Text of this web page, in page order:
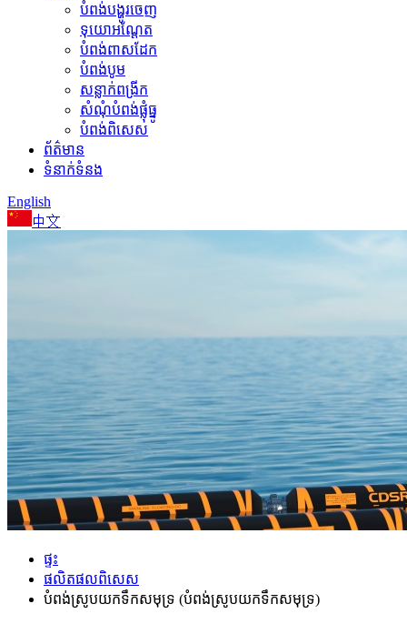
បំពង់បង្ហូរចេញ
ទុយោអណ្តែត
បំពង់ពាសដែក
បំពង់បូម
សន្លាក់ពង្រីក
សំណុំបំពង់ផ្លុំធ្នូ
បំពង់ពិសេស
ព័ត៌មាន
ទំនាក់ទំនង
English
中文
ផ្ទះ
ផលិតផលពិសេស
បំពង់ស្រូបយកទឹកសមុទ្រ (បំពង់ស្រូបយកទឹកសមុទ្រ)